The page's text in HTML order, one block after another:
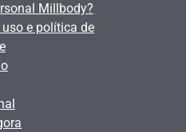
Millbody?
e política de